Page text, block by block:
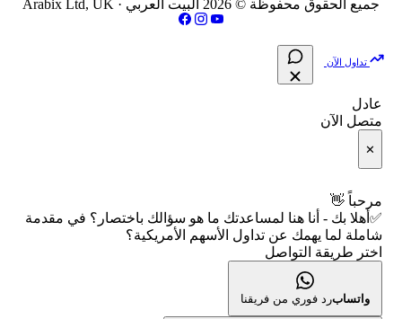
📋 جميع الأسهم
🕌 الأسهم الحلال
📈 حاسبة عائد التداول
📊 حاسبة الربح التراكمي
🇺🇸 متى يفتح السوق الأمريكي؟
🛠️ كل الأدوات
📅 المؤشرات الاقتصادية
مقالات تعليمية
سياسة تقييم الشركات
الإبلاغ عن شركة نصابة
سياسة الخصوصية
جميع الحقوق محفوظة © 2026 البيت العربي · Arabix Ltd, UK
تداول الآن
عادل
متصل الآن
✕
مرحباً 👋
✅أهلا بك - أنا هنا لمساعدتك ما هو سؤالك باختصار؟ في مقدمة
شاملة لما يهمك عن تداول الأسهم الأمريكية؟
اختر طريقة التواصل
واتسابرد فوري من فريقنا